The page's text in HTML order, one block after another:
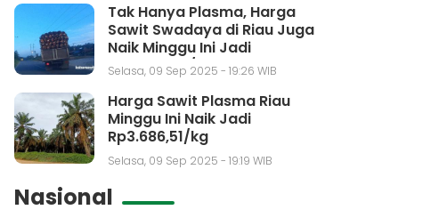
Tak Hanya Plasma, Harga
Sawit Swadaya di Riau Juga
Naik Minggu Ini Jadi
Rp3.650,30/kg
Selasa, 09 Sep 2025 - 19:26 WIB
Harga Sawit Plasma Riau
Minggu Ini Naik Jadi
Rp3.686,51/kg
Selasa, 09 Sep 2025 - 19:19 WIB
Nasional